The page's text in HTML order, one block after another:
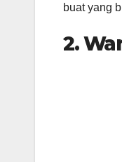
buat yang
2.